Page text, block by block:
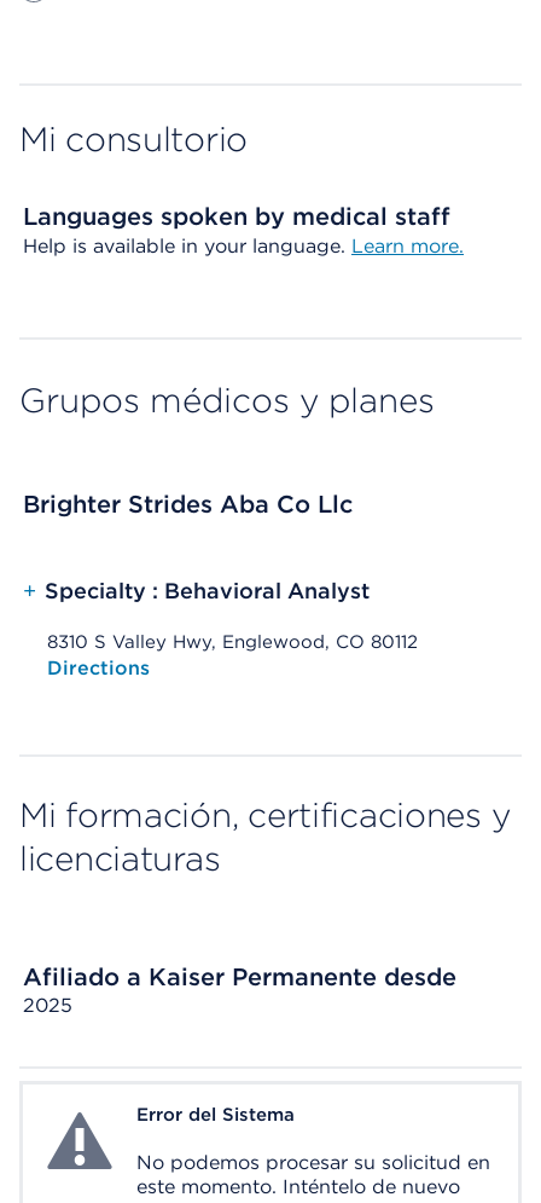
Mi consultorio
Languages spoken by medical staff
Help is available in your language. Learn more.
Grupos médicos y planes
Brighter Strides Aba Co Llc
+ Specialty : Behavioral Analyst
8310 S Valley Hwy, Englewood, CO 80112
Opens native map application on mobile devices
Directions
Mi formación, certificaciones y
licenciaturas
Afiliado a Kaiser Permanente desde
2025
System ErrorError del Sistema
No podemos procesar su solicitud en
este momento. Inténtelo de nuevo